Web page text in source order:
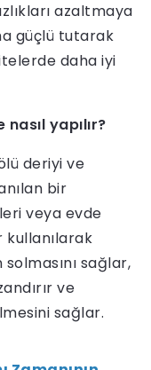
azaltmaya
güçlü tutarak
daha iyi
yapılır?
deriyi ve
bir
veya evde
kullanılarak
sağlar,
ve
sağlar.